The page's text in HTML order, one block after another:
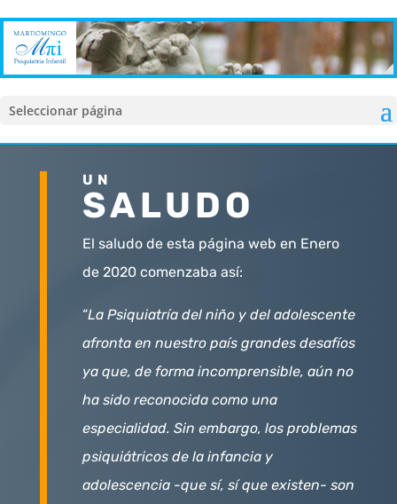
Seleccionar página
UN
SALUDO
El saludo de esta página web en Enero
de 2020 comenzaba así:
“La Psiquiatría del niño y del adolescente
afronta en nuestro país grandes desafíos
ya que, de forma incomprensible, aún no
ha sido reconocida como una
especialidad. Sin embargo, los problemas
psiquiátricos de la infancia y
adolescencia -que sí, sí que existen- son